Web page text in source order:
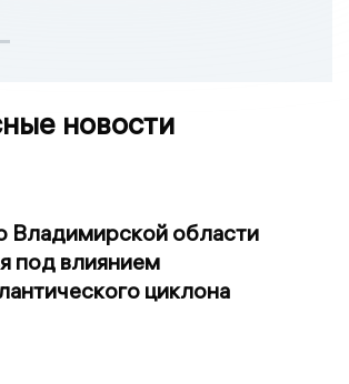
новости
Владимирской области
под влиянием
циклона